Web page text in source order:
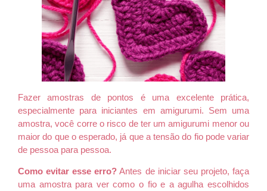
Fazer amostras de pontos é uma excelente prática,
especialmente para iniciantes em amigurumi. Sem uma
amostra, você corre o risco de ter um amigurumi menor ou
maior do que o esperado, já que a tensão do fio pode variar
de pessoa para pessoa.
Como evitar esse erro? Antes de iniciar seu projeto, faça
uma amostra para ver como o fio e a agulha escolhidos